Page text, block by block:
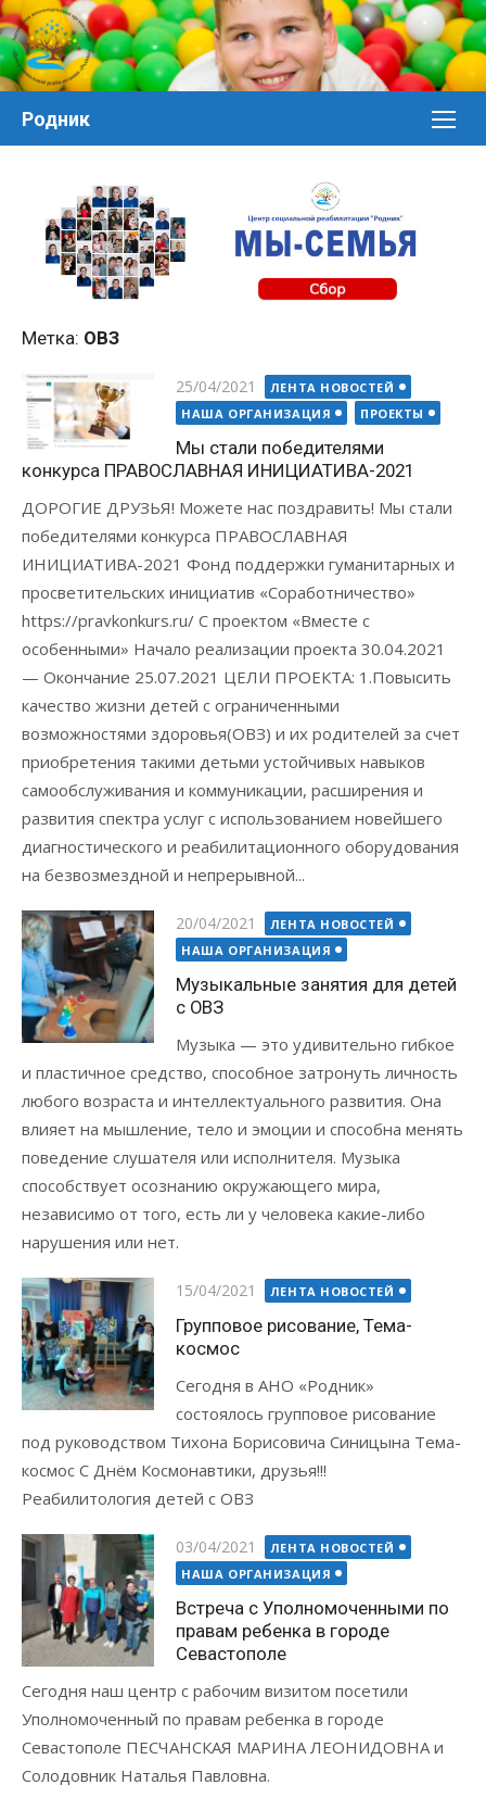
Перейти
к
контенту
Родник
Метка: ОВЗ
Posted
on
25/04/2021
ЛЕНТА НОВОСТЕЙ
НАША ОРГАНИЗАЦИЯ
ПРОЕКТЫ
Мы стали победителями
конкурса ПРАВОСЛАВНАЯ ИНИЦИАТИВА-2021
ДОРОГИЕ ДРУЗЬЯ! Можете нас поздравить! Мы стали
победителями конкурса ПРАВОСЛАВНАЯ
ИНИЦИАТИВА-2021 Фонд поддержки гуманитарных и
просветительских инициатив «Соработничество»
https://pravkonkurs.ru/ С проектом «Вместе с
особенными» Начало реализации проекта 30.04.2021
— Окончание 25.07.2021 ЦЕЛИ ПРОЕКТА: 1.Повысить
качество жизни детей с ограниченными
возможностями здоровья(ОВЗ) и их родителей за счет
приобретения такими детьми устойчивых навыков
самообслуживания и коммуникации, расширения и
развития спектра услуг с использованием новейшего
диагностического и реабилитационного оборудования
на безвозмездной и непрерывной...
Posted
on
20/04/2021
ЛЕНТА НОВОСТЕЙ
НАША ОРГАНИЗАЦИЯ
Музыкальные занятия для детей
с ОВЗ
Музыка — это удивительно гибкое
и пластичное средство, способное затронуть личность
любого возраста и интеллектуального развития. Она
влияет на мышление, тело и эмоции и способна менять
поведение слушателя или исполнителя. Музыка
способствует осознанию окружающего мира,
независимо от того, есть ли у человека какие-либо
нарушения или нет.
Posted
on
15/04/2021 ЛЕНТА НОВОСТЕЙ
Групповое рисование, Тема-
космос
Сегодня в АНО «Родник»
состоялось групповое рисование
под руководством Тихона Борисовича Синицына Тема-
космос С Днём Космонавтики, друзья!!!
Реабилитология детей с ОВЗ
Posted
on
03/04/2021
ЛЕНТА НОВОСТЕЙ
НАША ОРГАНИЗАЦИЯ
Встреча с Уполномоченными по
правам ребенка в городе
Севастополе
Сегодня наш центр с рабочим визитом посетили
Уполномоченный по правам ребенка в городе
Севастополе ПЕСЧАНСКАЯ МАРИНА ЛЕОНИДОВНА и
Солодовник Наталья Павловна.